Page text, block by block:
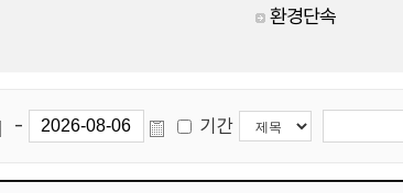
환경단속
- 기간